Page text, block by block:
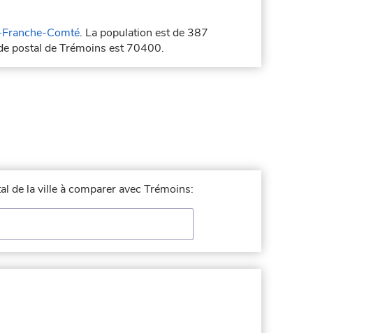
Comté. La population est de 387
postal de Trémoins est 70400.
de la ville à comparer avec Trémoins: